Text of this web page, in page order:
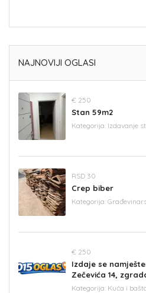
NAJNOVIJI OGLASI
€ 250
Stan 59m2
Kategorija: Izdavanje
RSD 30
Crep biber
Kategorija:
€ 250
Izdaje se
Zečevića 14,
Kategorija: Kuća i